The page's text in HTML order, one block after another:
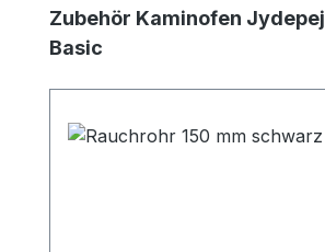
Produktgalerie überspringen
Zubehör Kaminofen
Basic